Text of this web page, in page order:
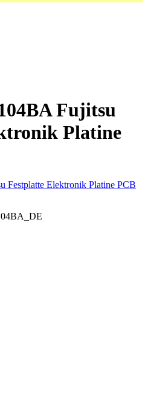
Fujitsu
Platine